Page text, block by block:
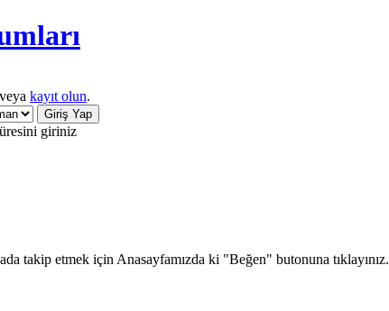
veya kayıt olun.
giriniz
takip etmek için Anasayfamızda ki "Beğen" butonuna tıklayınız.